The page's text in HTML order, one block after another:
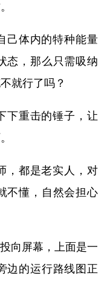
己体内的特种能量
态，那么只需吸纳
就行了吗？
下重击的锤子，让
，都是老实人，对
不懂，自然会担心
向屏幕，上面是一
边的运行路线图正